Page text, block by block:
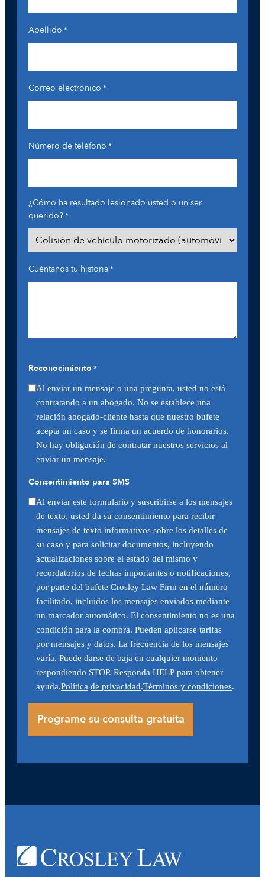
Apellido *
Correo electrónico *
Número de teléfono *
¿Cómo ha resultado lesionado usted o un ser
querido?*
Cuéntanos tu historia*
Reconocimiento *
Al enviar un mensaje o una pregunta, usted no está
contratando a un abogado. No se establece una
relación abogado-cliente hasta que nuestro bufete
acepta un caso y se firma un acuerdo de honorarios.
No hay obligación de contratar nuestros servicios al
enviar un mensaje.
Consentimiento para SMS
Al enviar este formulario y suscribirse a los mensajes
de texto, usted da su consentimiento para recibir
mensajes de texto informativos sobre los detalles de
su caso y para solicitar documentos, incluyendo
actualizaciones sobre el estado del mismo y
recordatorios de fechas importantes o notificaciones,
por parte del bufete Crosley Law Firm en el número
facilitado, incluidos los mensajes enviados mediante
un marcador automático. El consentimiento no es una
condición para la compra. Pueden aplicarse tarifas
por mensajes y datos. La frecuencia de los mensajes
varía. Puede darse de baja en cualquier momento
respondiendo STOP. Responda HELP para obtener
ayuda.Política de privacidad.Términos y condiciones.